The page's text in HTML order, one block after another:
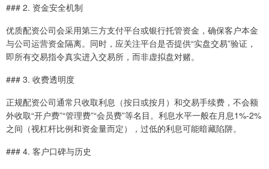
### 2. 资金安全机制
优质配资公司会采用第三方支付平台或银行托管资金，确保客户本金
与公司运营资金隔离。同时，应关注平台是否提供“实盘交易”验证，
即所有交易指令真实进入交易所，而非虚拟盘对赌。
### 3. 收费透明度
正规配资公司通常只收取利息（按日或按月）和交易手续费，不会额
外收取“开户费”“管理费”“会员费”等名目。利息水平一般在月息1%-2%
之间（视杠杆比例和资金量而定），过低的利息可能暗藏陷阱。
### 4. 客户口碑与历史